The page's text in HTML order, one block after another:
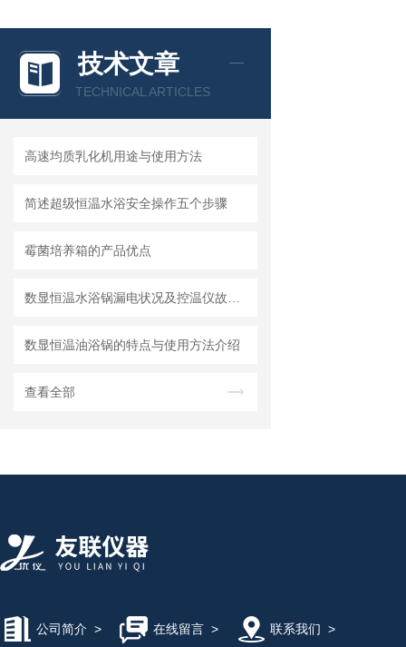
技术文章
TECHNICAL ARTICLES
高速均质乳化机用途与使用方法
简述超级恒温水浴安全操作五个步骤
霉菌培养箱的产品优点
数显恒温油浴锅的特点与使用方法介绍
查看全部
公司简介 > 在线留言> 联系我们 >